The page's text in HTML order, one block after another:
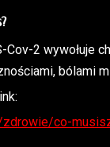
Cov-2 wywołuje
bólami
co-